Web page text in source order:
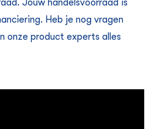
Jouw handelsvoorraad is
Heb je nog vragen
onze product experts alles